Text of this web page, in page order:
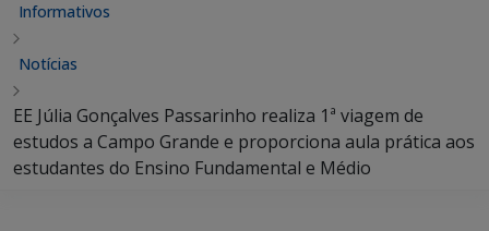
Informativos
Notícias
EE Júlia Gonçalves Passarinho realiza 1ª viagem de
estudos a Campo Grande e proporciona aula prática aos
estudantes do Ensino Fundamental e Médio